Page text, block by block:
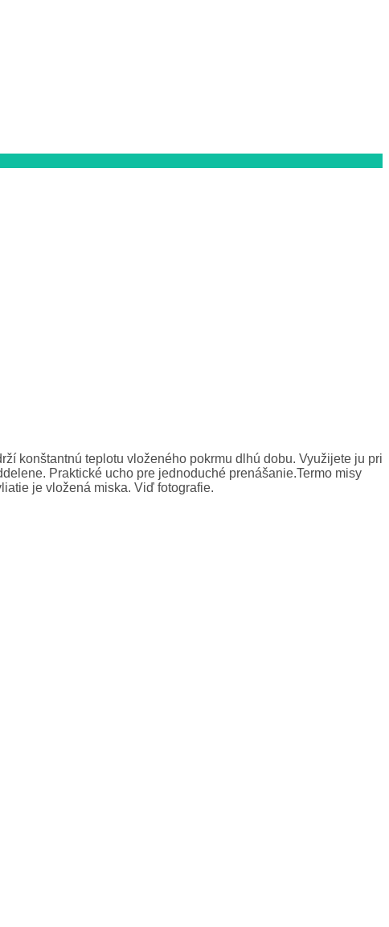
konštantnú teplotu vloženého pokrmu dlhú dobu. Využijete ju pri
Praktické ucho pre jednoduché prenášanie.Termo misy
je vložená miska. Viď fotografie.